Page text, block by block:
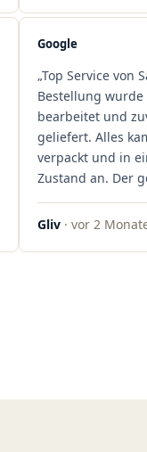
Google
„Top Service von
Bestellung wurde
bearbeitet und
geliefert. Alles
verpackt und in
Zustand an. Der
war
professionell.
Gliv · vor 2